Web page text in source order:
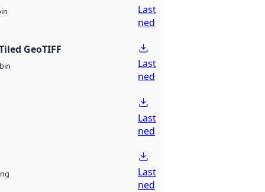
Last
ned
GeoTIFF
bin
Last
ned
Last
ned
Last
ned